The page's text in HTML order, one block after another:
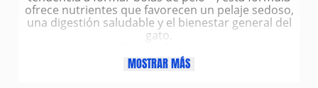
ofrece nutrientes que favorecen un pelaje sedoso,
una digestión saludable y el bienestar general del
gato.
Croqueta con forma exclusiva de almendra,
diseñada para facilitar la prensión con la mandíbula
MOSTRAR MÁS